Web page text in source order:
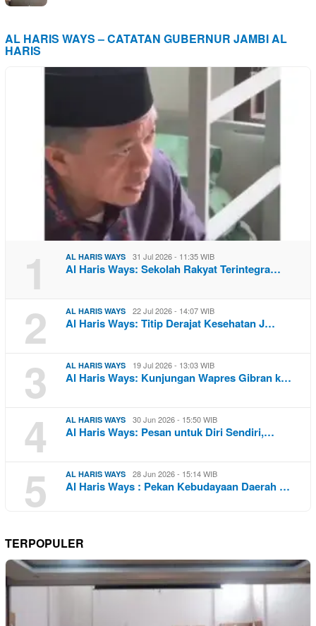
AL HARIS WAYS – CATATAN GUBERNUR JAMBI AL
HARIS
1 AL HARIS WAYS 31 Jul 2026 - 11:35 WIB
Al Haris Ways: Sekolah Rakyat Terintegra…
2 AL HARIS WAYS 22 Jul 2026 - 14:07 WIB
Al Haris Ways: Titip Derajat Kesehatan J…
3 AL HARIS WAYS 19 Jul 2026 - 13:03 WIB
Al Haris Ways: Kunjungan Wapres Gibran k…
4 AL HARIS WAYS 30 Jun 2026 - 15:50 WIB
Al Haris Ways: Pesan untuk Diri Sendiri,…
5 AL HARIS WAYS 28 Jun 2026 - 15:14 WIB
Al Haris Ways : Pekan Kebudayaan Daerah …
TERPOPULER